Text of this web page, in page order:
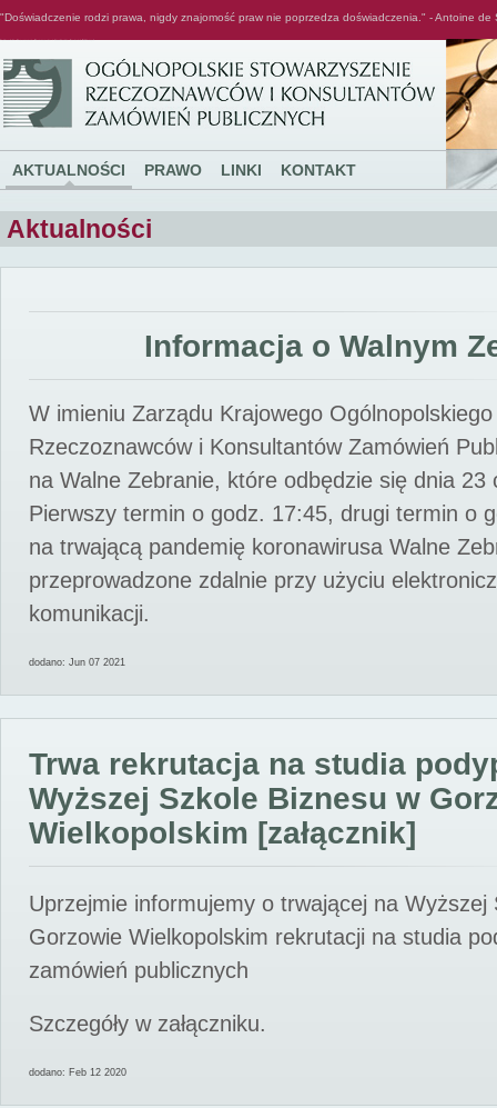
"Doświadczenie rodzi prawa, nigdy znajomość praw nie poprzedza doświadczenia." - Antoine de
AKTUALNOŚCI PRAWO LINKI KONTAKT
Aktualności
Informacja o Walnym
W imieniu Zarządu Krajowego
Rzeczoznawców i Konsultantów Zamówień
na Walne Zebranie, które odbędzie się dnia 23
Pierwszy termin o godz. 17:45, drugi termin o
na trwającą pandemię koronawirusa Walne
przeprowadzone zdalnie przy użyciu
komunikacji.
dodano: Jun 07 2021
Trwa rekrutacja na studia
Wyższej Szkole Biznesu w
Wielkopolskim [załącznik]
Uprzejmie informujemy o trwającej na Wyższej
Gorzowie Wielkopolskim rekrutacji na studia
zamówień publicznych
Szczegóły w załączniku.
dodano: Feb 12 2020